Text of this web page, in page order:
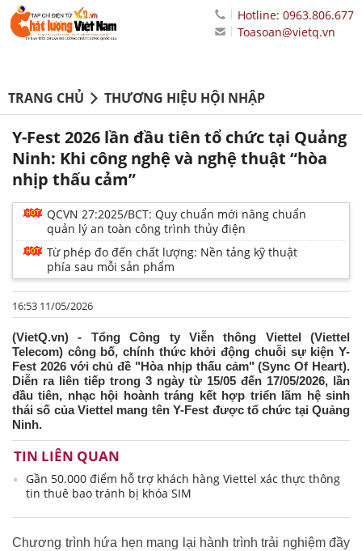
Hotline: 0963.806.677
Toasoan@vietq.vn
TRANG CHỦ THƯƠNG HIỆU HỘI NHẬP
Y-Fest 2026 lần đầu tiên tổ chức tại Quảng
Ninh: Khi công nghệ và nghệ thuật “hòa
nhịp thấu cảm”
QCVN 27:2025/BCT: Quy chuẩn mới nâng chuẩn
quản lý an toàn công trình thủy điện
Từ phép đo đến chất lượng: Nền tảng kỹ thuật
phía sau mỗi sản phẩm
16:53 11/05/2026
(VietQ.vn) - Tổng Công ty Viễn thông Viettel (Viettel
Telecom) công bố, chính thức khởi động chuỗi sự kiện Y-
Fest 2026 với chủ đề "Hòa nhịp thấu cảm" (Sync Of Heart).
Diễn ra liên tiếp trong 3 ngày từ 15/05 đến 17/05/2026, lần
đầu tiên, nhạc hội hoành tráng kết hợp triển lãm hệ sinh
thái số của Viettel mang tên Y-Fest được tổ chức tại Quảng
Ninh.
TIN LIÊN QUAN
Gần 50.000 điểm hỗ trợ khách hàng Viettel xác thực thông
tin thuê bao tránh bị khóa SIM
Chương trình hứa hẹn mang lại hành trình trải nghiệm đầy